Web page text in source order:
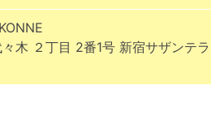
木 ２丁目 2番1号 新宿サザンテラ